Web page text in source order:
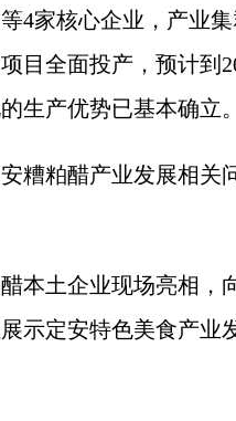
4家核心企业，产业
目全面投产，预计到
生产优势已基本确立。
粕醋产业发展相关
土企业现场亮相，
示定安特色美食产业